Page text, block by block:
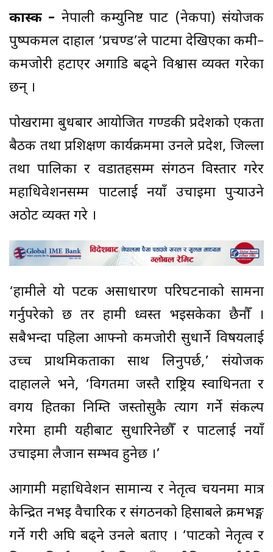
कास्की – नेपाली कम्युनिष्ट पार्टी (नेकपा) संयोजक
पुष्पकमल दाहाल ‘प्रचण्ड’ले पार्टीमा देखिएका कमी–
कमजोरी हटाएर अगाडि बढ्ने विश्वास व्यक्त गरेका
छन् ।
पोखरामा बुधबार आयोजित गण्डकी प्रदेशको एकता
बैठक तथा प्रशिक्षण कार्यक्रममा उनले प्रदेश, जिल्ला
तथा पालिका र वडातहसम्म संगठन विस्तार गरेर
महाधिवेशनसम्म पार्टीलाई नयाँ उचाइमा पुर्‍याउने
अठोट व्यक्त गरे ।
‘हामीले यो पटक असाधारण परिघटनाको सामना
गर्नुपरेको छ तर हामी ध्वस्त भइसकेका छैनौँ ।
सबैभन्दा पहिला आफ्नो कमजोरी सुधार्ने विषयलाई
उच्च प्राथमिकताका साथ लिनुपर्छ,’ संयोजक
दाहालले भने, ‘विगतमा जस्तै राष्ट्रिय स्वाधिनता र
वर्गीय हितका निम्ति जस्तोसुकै त्याग गर्ने संकल्प
गरेमा हामी यहीबाट सुधारिनेछौँ र पार्टीलाई नयाँ
उचाइमा लैजान सम्भव हुनेछ ।’
आगामी महाधिवेशन सामान्य र नेतृत्व चयनमा मात्र
केन्द्रित नभइ वैचारिक र संगठनको हिसाबले क्रमभङ्ग
गर्ने गरी अघि बढ्ने उनले बताए । ‘पार्टीको नेतृत्व र